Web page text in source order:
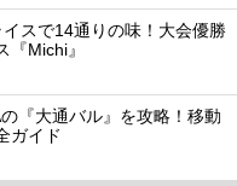
スで14通りの味！大会優勝
Michi』
『大通バル』を攻略！移動
ガイド